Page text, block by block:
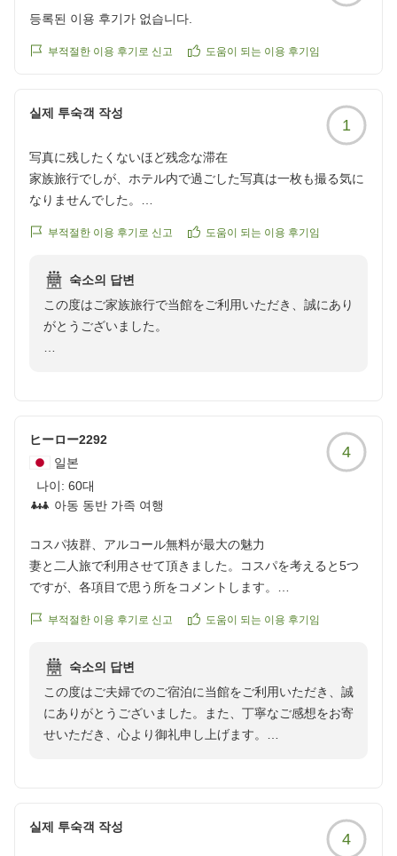
등록된 이용 후기가 없습니다.
부적절한 이용 후기로 신고 도움이 되는 이용 후기임
실제 투숙객 작성
1
写真に残したくないほど残念な滞在
家族旅行でしが、ホテル内で過ごした写真は一枚も撮る気に
なりませんでした。
ありがとうございました
https://review.travel.rakuten.co.jp/hotel/voice/75267?
reviewId=33123478324133
부적절한 이용 후기로 신고 도움이 되는 이용 후기임
숙소의 답변
この度はご家族旅行で当館をご利用いただき、誠にあり
がとうございました。
ましたことを、心よりお詫び申し上げます。
ご宿泊いただきました本館308号室につきましても、お
客様にご満足いただける環境をご提供できなかったこと
いただいたご意見を無駄にすることなく、客室の点検・
管理をはじめ、より快適にお過ごしいただける施設づく
うございました。
ウオミサキホテル
ヒーロー2292
일본
나이: 60대
아동 동반 가족 여행
4
コスパ抜群、アルコール無料が最大の魅力
妻と二人旅で利用させて頂きました。コスパを考えると5つ
ですが、各項目で思う所をコメントします。
と思いました。煙草の臭いはなかったですが、カビ臭さが少
りとしたことから、丸形蛍光灯を変えてもらいました。た
だ、寝るだけでしたら十分でした。
食事について~食事は夕食、朝食ともバイキング形式で、コ
スパを考えると及第点でしたし、何より、アルコール無料が
接客等について~駐車場が少し離れていまして、不便を感じ
ますが、朝一では、私と妻二人でしたが、普通に送迎しても
부적절한 이용 후기로 신고 도움이 되는 이용 후기임
숙소의 답변
この度はご夫婦でのご宿泊に当館をご利用いただき、誠
にありがとうございました。また、丁寧なご感想をお寄
せいただき、心より御礼申し上げます。
のお言葉を頂戴し、大変嬉しく拝読いたしました。特
に、照明交換や送迎対応についてお褒めいただき、スタ
실제 투숙객 작성
4